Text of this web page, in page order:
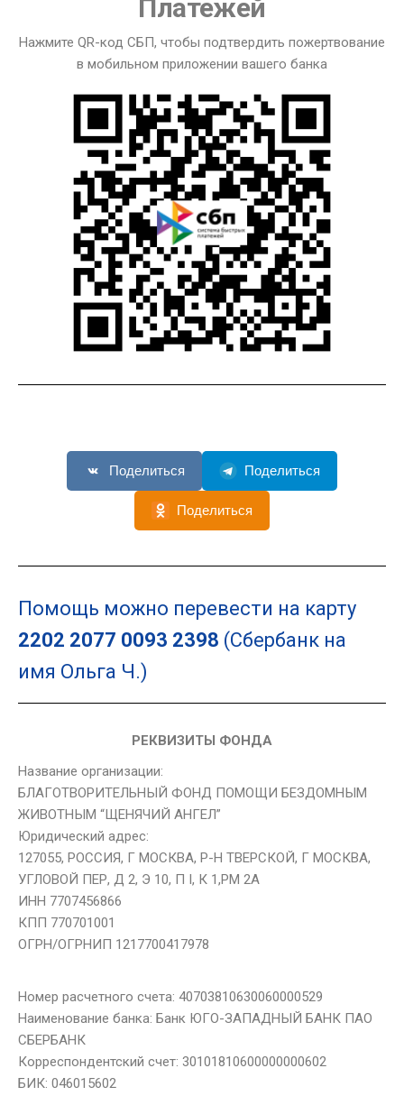
Платежей
Нажмите QR-код СБП, чтобы подтвердить пожертвование
в мобильном приложении вашего банка
Поделиться Поделиться
Поделиться
Помощь можно перевести на карту
2202 2077 0093 2398 (Сбербанк на
имя Ольга Ч.)
РЕКВИЗИТЫ ФОНДА
Название организации:
БЛАГОТВОРИТЕЛЬНЫЙ ФОНД ПОМОЩИ БЕЗДОМНЫМ
ЖИВОТНЫМ “ЩЕНЯЧИЙ АНГЕЛ”
Юридический адрес:
127055, РОССИЯ, Г МОСКВА, Р-Н ТВЕРСКОЙ, Г МОСКВА,
УГЛОВОЙ ПЕР, Д 2, Э 10, П I, К 1,РМ 2А
ИНН 7707456866
КПП 770701001
ОГРН/ОГРНИП 1217700417978
Номер расчетного счета: 40703810630060000529
Наименование банка: Банк ЮГО-ЗАПАДНЫЙ БАНК ПАО
СБЕРБАНК
Корреспондентский счет: 30101810600000000602
БИК: 046015602